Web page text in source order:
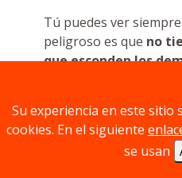
Tú puedes ver
peligroso es que no
que esconden los
Durante la partida, las
manos, se negocian,
un poco de suerte (y
cuelan donde más
Su experiencia en este sitio
cookies. En el siguiente
se usan